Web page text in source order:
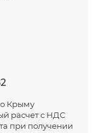
Крыму
расчет с НДС
при получении